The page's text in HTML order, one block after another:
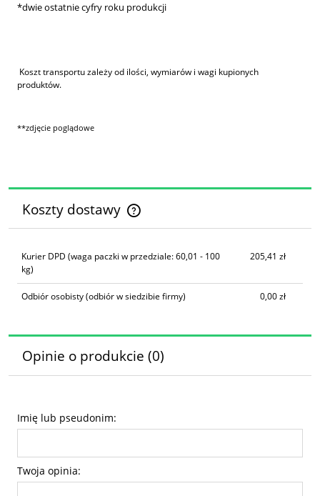
*dwie ostatnie cyfry roku produkcji
Koszt transportu zależy od ilości, wymiarów i wagi kupionych
produktów.
**zdjęcie poglądowe
Koszty dostawy
Cena nie zawiera ewentualnych kosztów płatności
Kurier DPD (waga paczki w przedziale: 60,01 - 100
kg)
205,41 zł
Odbiór osobisty(odbiór w siedzibie firmy) 0,00 zł
Opinie o produkcie (0)
Imię lub pseudonim:
Twoja opinia: